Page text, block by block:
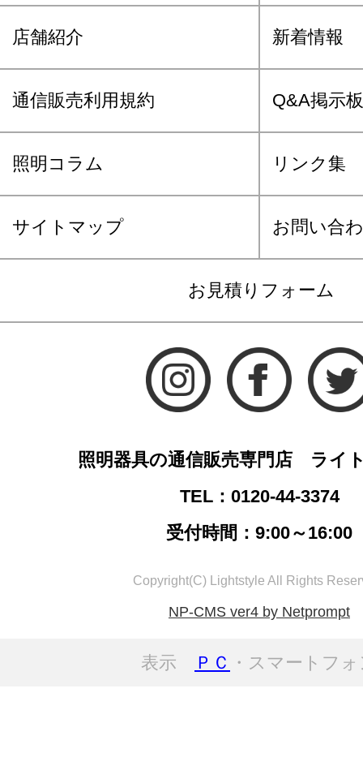
店舗紹介 新着情報
通信販売利用規約 Q&A掲示板
照明コラム リンク集
サイトマップ お問い合
お見積りフォーム
照明器具の通信販売専門店 ライ
TEL：0120-44-3374
受付時間：9:00～16:00
Copyright(C) Lightstyle All Rights
NP-CMS ver4 by Netprompt
表示 ＰＣ ・スマートフ